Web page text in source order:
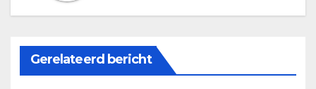
Gerelateerd bericht